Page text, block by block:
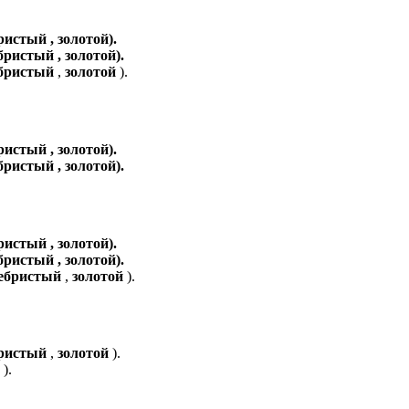
, золотой).
, золотой).
, золотой ).
, золотой).
, золотой).
, золотой).
, золотой).
, золотой ).
, золотой ).
).